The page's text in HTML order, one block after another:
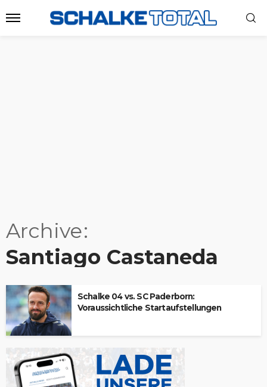
Archive
Santiago Castaneda
Schalke 04 vs. SC Paderborn:
Voraussichtliche Startaufstellungen